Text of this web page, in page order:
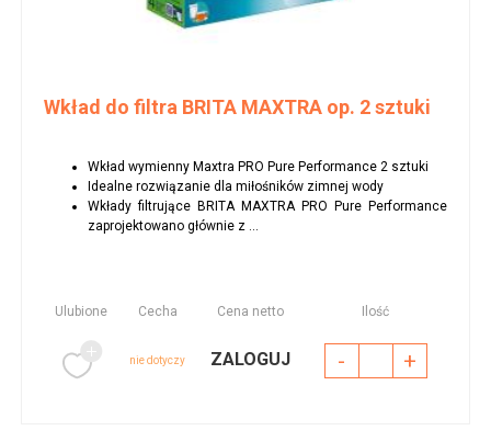
Wkład do filtra BRITA MAXTRA op. 2 sztuki
Wkład wymienny Maxtra PRO Pure Performance 2 sztuki
Idealne rozwiązanie dla miłośników zimnej wody
Wkłady filtrujące BRITA MAXTRA PRO Pure Performance
zaprojektowano głównie z ...
Ulubione Cecha Cena netto Ilość
nie dotyczy ZALOGUJ - +